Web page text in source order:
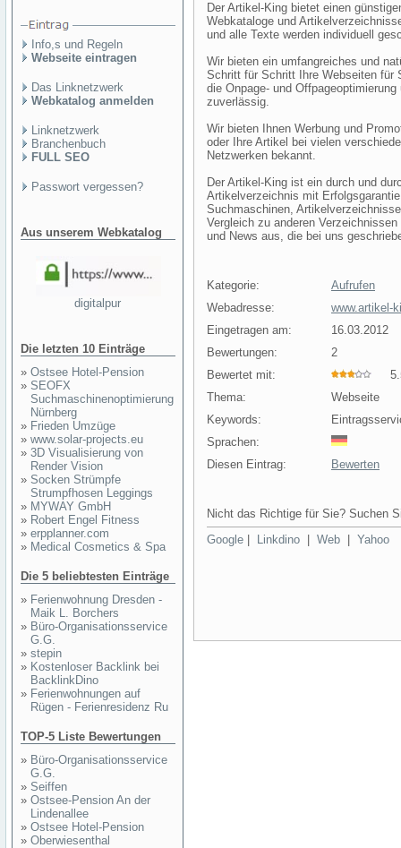
Info,s und Regeln
Webseite eintragen
Das Linknetzwerk
Webkatalog anmelden
Linknetzwerk
Branchenbuch
FULL SEO
Passwort vergessen?
Aus unserem Webkatalog
digitalpur
Die letzten 10 Einträge
» Ostsee Hotel-Pension
» SEOFX
Suchmaschinenoptimierung
Nürnberg
» Frieden Umzüge
» www.solar-projects.eu
» 3D Visualisierung von
Render Vision
» Socken Strümpfe
Strumpfhosen Leggings
» MYWAY GmbH
» Robert Engel Fitness
» erpplanner.com
» Medical Cosmetics & Spa
Die 5 beliebtesten Einträge
» Ferienwohnung Dresden -
Maik L. Borchers
» Büro-Organisationsservice
G.G.
» stepin
» Kostenloser Backlink bei
BacklinkDino
» Ferienwohnungen auf
Rügen - Ferienresidenz Ru
TOP-5 Liste Bewertungen
» Büro-Organisationsservice
G.G.
» Seiffen
» Ostsee-Pension An der
Lindenallee
» Ostsee Hotel-Pension
» Oberwiesenthal
Der Artikel-King bietet einen
Webkataloge und
und alle Texte werden individuell
Wir bieten ein umfangreiches und
Schritt für Schritt Ihre Webseiten für
die Onpage- und
zuverlässig.
Wir bieten Ihnen Werbung und
oder Ihre Artikel bei vielen
Netzwerken bekannt.
Der Artikel-King ist ein durch und
Artikelverzeichnis mit
Suchmaschinen,
Vergleich zu anderen
und News aus, die bei uns
Kategorie:
Aufrufen
Webadresse:
www.artikel-
Eingetragen am:
16.03.2012
Bewertungen:
2
Bewertet mit:
Thema:
Webseite
Keywords:
Sprachen:
Diesen Eintrag:
Bewerten
Nicht das Richtige für Sie? Suchen
Google
Linkdino Web Yahoo